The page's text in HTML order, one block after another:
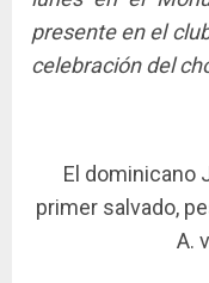
presente en el
celebración del
El dominicano
primer salvado,
A.